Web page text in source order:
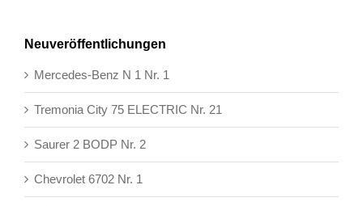
Neuveröffentlichungen
Mercedes-Benz N 1 Nr. 1
Tremonia City 75 ELECTRIC Nr. 21
Saurer 2 BODP Nr. 2
Chevrolet 6702 Nr. 1